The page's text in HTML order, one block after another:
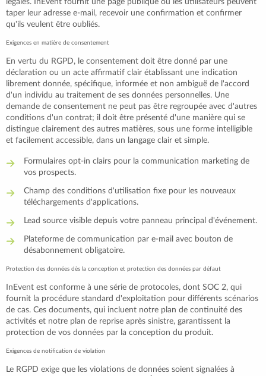
légales. InEvent fournit une page publique où les utilisateurs peuvent
taper leur adresse e-mail, recevoir une confirmation et confirmer
qu'ils veulent être oubliés.
Exigences en matière de consentement
En vertu du RGPD, le consentement doit être donné par une
déclaration ou un acte affirmatif clair établissant une indication
librement donnée, spécifique, informée et non ambiguë de l'accord
d'un individu au traitement de ses données personnelles. Une
demande de consentement ne peut pas être regroupée avec d'autres
conditions d'un contrat; il doit être présenté d'une manière qui se
distingue clairement des autres matières, sous une forme intelligible
et facilement accessible, dans un langage clair et simple.
Formulaires opt-in clairs pour la communication marketing de
vos prospects.
Champ des conditions d'utilisation fixe pour les nouveaux
téléchargements d'applications.
Lead source visible depuis votre panneau principal d'événement.
Plateforme de communication par e-mail avec bouton de
désabonnement obligatoire.
Protection des données dès la conception et protection des données par défaut
InEvent est conforme à une série de protocoles, dont SOC 2, qui
fournit la procédure standard d'exploitation pour différents scénarios
de cas. Ces documents, qui incluent notre plan de continuité des
activités et notre plan de reprise après sinistre, garantissent la
protection de vos données par la conception du produit.
Exigences de notification de violation
Le RGPD exige que les violations de données soient signalées à